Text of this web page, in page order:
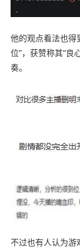
他的观点看法也得
位”，获赞称其“良
奏。
不过也有人认为游